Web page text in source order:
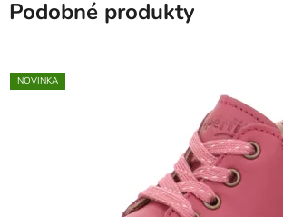
Podobné produkty
NOVINKA